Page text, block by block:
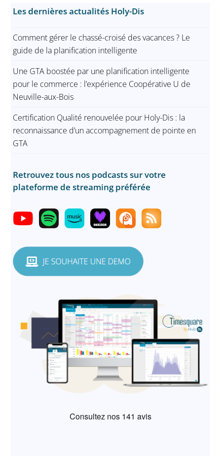
Les dernières actualités Holy-Dis
Comment gérer le chassé-croisé des vacances ? Le
guide de la planification intelligente
Une GTA boostée par une planification intelligente
pour le commerce : l’expérience Coopérative U de
Neuville-aux-Bois
Certification Qualité renouvelée pour Holy-Dis : la
reconnaissance d’un accompagnement de pointe en
GTA
Retrouvez tous nos podcasts sur votre
plateforme de streaming préférée